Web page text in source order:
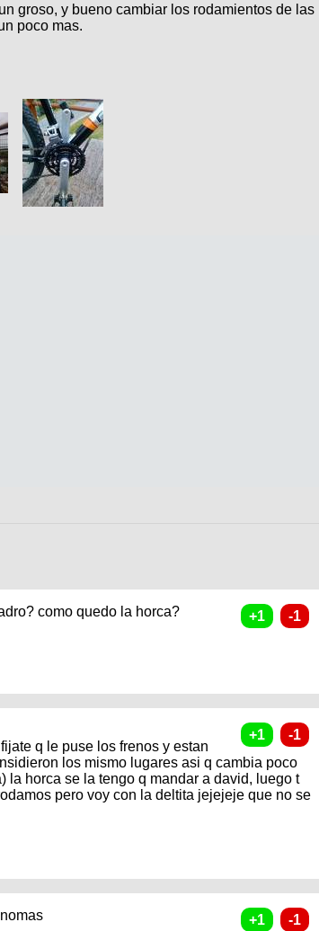
groso, y bueno cambiar los rodamientos de las
poco mas.
como quedo la horca?
q le puse los frenos y estan
los mismo lugares asi q cambia poco
la horca se la tengo q mandar a david, luego t
pero voy con la deltita jejejeje que no se